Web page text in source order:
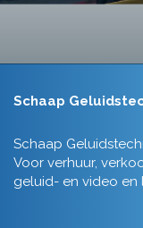
Schaap
Schaap
Voor verhuur,
geluid- en video en